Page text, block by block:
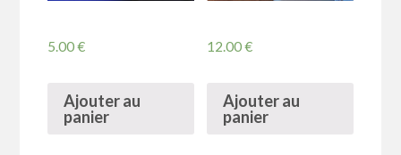
5.00€
Ajouter au
panier
12.00€
Ajouter au
panier